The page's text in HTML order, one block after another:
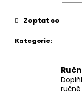
Kategorie:
Zeptat se
ručně
o
č